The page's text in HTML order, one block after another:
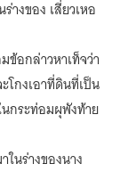
างของ เสี่ยวเหอ
ข้อกล่าวหาเท็จว่า
นร่างของนาง